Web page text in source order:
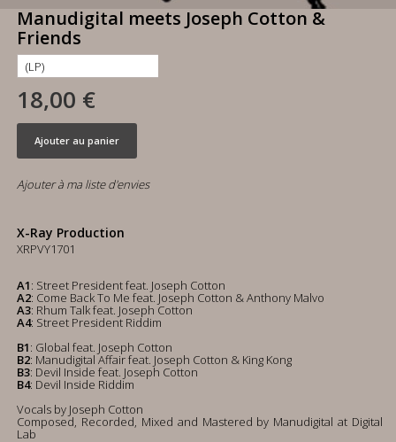
Manudigital meets Joseph Cotton &
Friends
18,00 €
Ajouter au panier
Ajouter à ma liste d'envies
X-Ray Production
XRPVY1701
A1: Street President feat. Joseph Cotton
A2: Come Back To Me feat. Joseph Cotton & Anthony Malvo
A3: Rhum Talk feat. Joseph Cotton
A4: Street President Riddim
B1: Global feat. Joseph Cotton
B2: Manudigital Affair feat. Joseph Cotton & King Kong
B3: Devil Inside feat. Joseph Cotton
B4: Devil Inside Riddim
Vocals by Joseph Cotton
Composed, Recorded, Mixed and Mastered by Manudigital at Digital
Lab